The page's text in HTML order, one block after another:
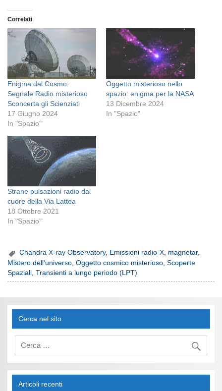
Correlati
Enigma dal Cosmo:
Segnale Radio misterioso
Sconcerta gli Scienziati
17 Giugno 2024
In "Spazio"
Oggetto misterioso nello
spazio: enigma per la NASA
13 Dicembre 2024
In "Spazio"
Strane pulsazioni radio dal
cuore della Via Lattea
18 Ottobre 2021
In "Spazio"
Chandra X-ray Observatory, Emissioni radio-X, magnetar,
Mistero dell'universo ,Oggetto cosmico misterioso ,Scoperte
Spaziali ,Transienti a lungo periodo (LPT)
Cerca nel sito
Articoli recenti